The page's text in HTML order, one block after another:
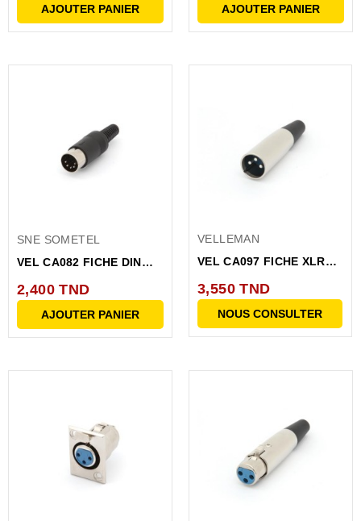
AJOUTER PANIER AJOUTER PANIER
SNE SOMETEL
VEL CA082 FICHE DIN
2,400 TND
AJOUTER PANIER
VELLEMAN
VEL CA097 FICHE XLR
BROCHES
3,550 TND
NOUS CONSULTER